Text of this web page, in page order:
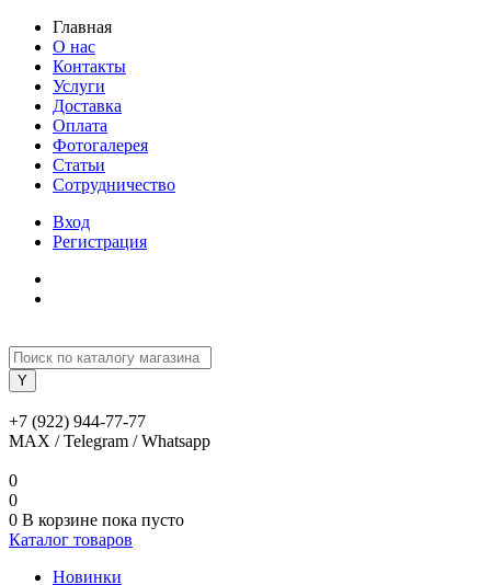
Главная
О нас
Контакты
Услуги
Доставка
Оплата
Фотогалерея
Статьи
Сотрудничество
Вход
Регистрация
+7 (922) 944-77-77
MAX / Telegram / Whatsapp
0
0
0 В корзине пока пусто
Каталог товаров
Новинки